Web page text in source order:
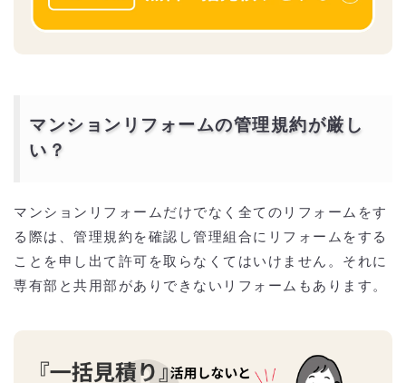
マンションリフォームの管理規約が厳し
い？
マンションリフォームだけでなく全てのリフォームをす
る際は、管理規約を確認し管理組合にリフォームをする
ことを申し出て許可を取らなくてはいけません。それに
専有部と共用部がありできないリフォームもあります。